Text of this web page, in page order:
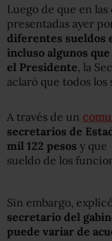
Luego de que en
presentadas ayer
diferentes sueldos
incluso algunos
el Presidente, la
aclaró que todos
A través de un
secretarios de
mil 122 pesos y que
sueldo de los
Sin embargo,
secretario del
puede variar de